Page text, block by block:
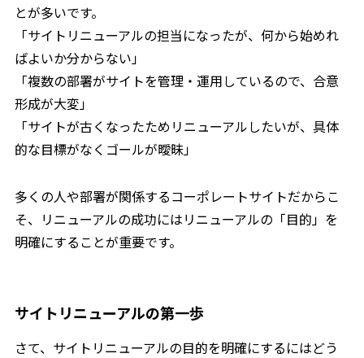
とが多いです。
「サイトリニューアルの担当になったが、何から始めれ
ばよいか分からない」
「複数の部署がサイトを管理・運用しているので、合意
形成が大変」
「サイトが古くなったためリニューアルしたいが、具体
的な目標がなくゴールが曖昧」
多くの人や部署が関係するコーポレートサイトだからこ
そ、リニューアルの成功にはリニューアルの「目的」を
明確にすることが重要です。
サイトリニューアルの第一歩
さて、サイトリニューアルの目的を明確にするにはどう